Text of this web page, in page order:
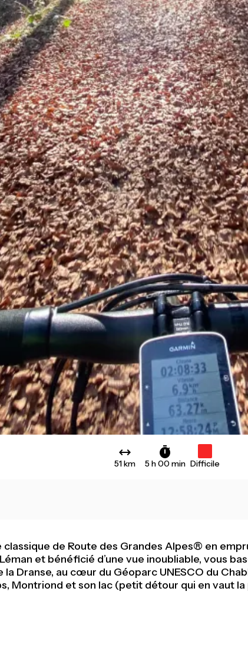
51 km 5 h 00 min Difficile
de Route des Grandes Alpes® en
et bénéficié d’une vue inoubliable, vous
la Dranse, au cœur du Géoparc UNESCO du
Montriond et son lac (petit détour qui en vaut